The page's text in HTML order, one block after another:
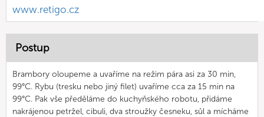
www.retigo.cz
Postup
Brambory oloupeme a uvaříme na režim pára asi za 30 min,
99°C. Rybu (tresku nebo jiný filet) uvaříme cca za 15 min na
99°C. Pak vše předěláme do kuchyňského robotu, přidáme
nakrájenou petržel, cibuli, dva stroužky česneku, sůl a mícháme